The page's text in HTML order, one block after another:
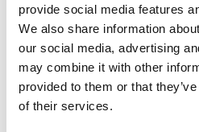
provide social media features
We also share information
our social media, advertising
may combine it with other
provided to them or that
of their services.
Från tågstationen finns det
dig vidare ut i kommunen.
tätortsnära och mer lantliga
enkelt att nå exempelvis
Nossebro. Bussarna är ett
Vara och dess omgivningar i